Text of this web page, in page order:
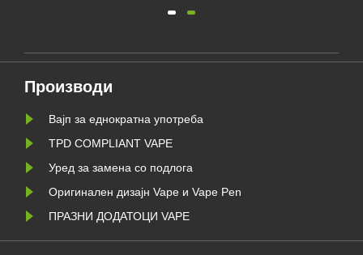
пушењето. Овој напис ги
илустрира законите и прописите
производи за испарување.
Производи
Вајп за еднократна употреба
TPD COMPLIANT VAPE
Уред за замена со подлога
Оригинален дизајн Vape и Vape Pen
ПРАЗНИ ДОДАТОЦИ VAPE